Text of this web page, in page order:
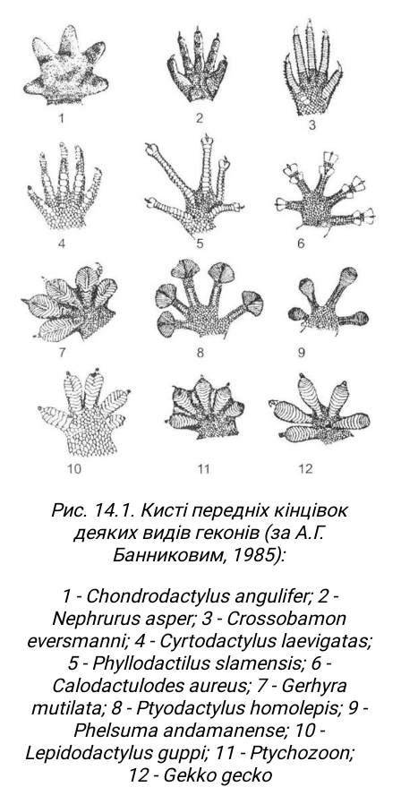
Рис. 14.1. Кисті передніх кінцівок
деяких видів геконів (за А.Г.
Банниковим, 1985):
1 - Chondrodactylus angulifer; 2 -
Nephrurus asper; 3 - Crossobamon
eversmanni; 4 - Cyrtodactylus laevigatas;
5 - Phyllodactilus slamensis; 6 -
Calodactulodes aureus; 7 - Gerhyra
mutilata; 8 - Ptyodactylus homolepis; 9 -
Phelsuma andamanense; 10 -
Lepidodactylus guppi; 11 - Ptychozoon;
12 - Gekko gecko